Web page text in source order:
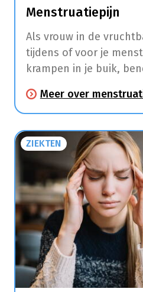
Menstruatiepijn
Als vrouw in de
tijdens of voor je
krampen in je buik,
periode ook last van
moodswings, pijnlijke
opgeblazen gevoel,
en duizeligheid.
Meer over
ZIEKTEN